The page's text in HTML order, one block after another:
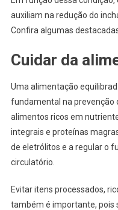
auxiliam na redução do
Confira algumas
Cuidar da
Uma alimentação
fundamental na prevenção
alimentos ricos em
integrais e proteínas
de eletrólitos e a regular o
circulatório.
Evitar itens processados,
também é importante, pois